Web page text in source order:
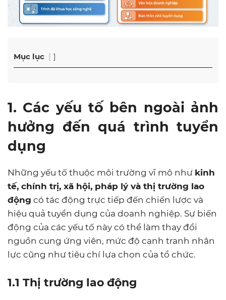
Mục lục
1. Các yếu tố bên ngoài ảnh
hưởng đến quá trình tuyển
dụng
Những yếu tố thuộc môi trường vĩ mô như kinh
tế, chính trị, xã hội, pháp lý và thị trường lao
động có tác động trực tiếp đến chiến lược và
hiệu quả tuyển dụng của doanh nghiệp. Sự biến
động của các yếu tố này có thể làm thay đổi
nguồn cung ứng viên, mức độ cạnh tranh nhân
lực cũng như tiêu chí lựa chọn của tổ chức.
1.1 Thị trường lao động